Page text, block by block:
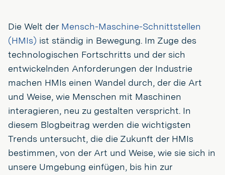
Die Welt der Mensch-Maschine-Schnittstellen
(HMIs) ist ständig in Bewegung. Im Zuge des
technologischen Fortschritts und der sich
entwickelnden Anforderungen der Industrie
machen HMIs einen Wandel durch, der die Art
und Weise, wie Menschen mit Maschinen
interagieren, neu zu gestalten verspricht. In
diesem Blogbeitrag werden die wichtigsten
Trends untersucht, die die Zukunft der HMIs
bestimmen, von der Art und Weise, wie sie sich in
unsere Umgebung einfügen, bis hin zur